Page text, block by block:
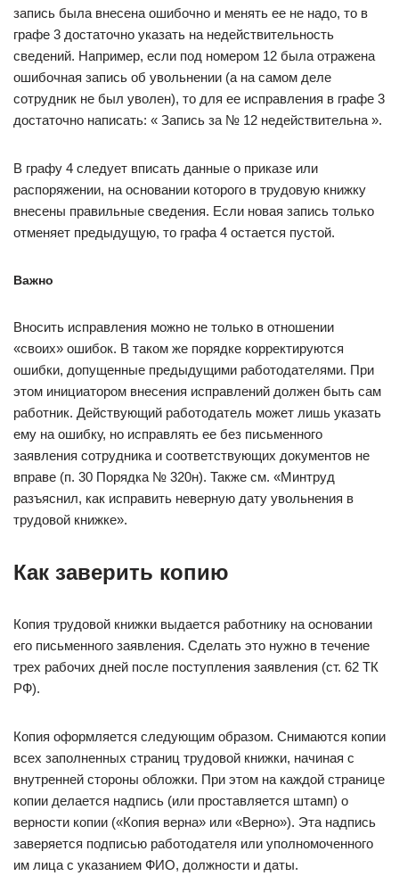
запись была внесена ошибочно и менять ее не надо, то в
графе 3 достаточно указать на недействительность
сведений. Например, если под номером 12 была отражена
ошибочная запись об увольнении (а на самом деле
сотрудник не был уволен), то для ее исправления в графе 3
достаточно написать: « Запись за № 12 недействительна ».
В графу 4 следует вписать данные о приказе или
распоряжении, на основании которого в трудовую книжку
внесены правильные сведения. Если новая запись только
отменяет предыдущую, то графа 4 остается пустой.
Важно
Вносить исправления можно не только в отношении
«своих» ошибок. В таком же порядке корректируются
ошибки, допущенные предыдущими работодателями. При
этом инициатором внесения исправлений должен быть сам
работник. Действующий работодатель может лишь указать
ему на ошибку, но исправлять ее без письменного
заявления сотрудника и соответствующих документов не
вправе (п. 30 Порядка № 320н). Также см. «Минтруд
разъяснил, как исправить неверную дату увольнения в
трудовой книжке».
Как заверить копию
Копия трудовой книжки выдается работнику на основании
его письменного заявления. Сделать это нужно в течение
трех рабочих дней после поступления заявления (ст. 62 ТК
РФ).
Копия оформляется следующим образом. Снимаются копии
всех заполненных страниц трудовой книжки, начиная с
внутренней стороны обложки. При этом на каждой странице
копии делается надпись (или проставляется штамп) о
верности копии («Копия верна» или «Верно»). Эта надпись
заверяется подписью работодателя или уполномоченного
им лица с указанием ФИО, должности и даты.